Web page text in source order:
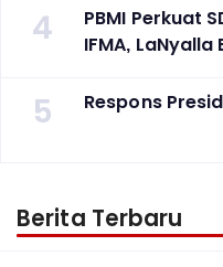
4
PBMI Perkuat
IFMA,
5 Respons
Berita Terbaru